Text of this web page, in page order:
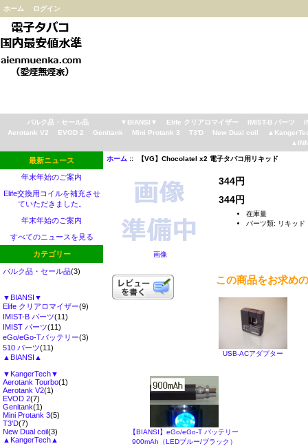
ホーム ログイン
バルク品・セール品 ▼BIANSI▼ Elife クリアロマイザー IMIST-B パーツ
Aerotank V2
EVOD 2 Genitank Mini Protank 3 T3'D New Dual coil
最新ニュース
年末年始のご案内
Elife交換用コイルを補充させ
ていただきました。
年末年始のご案内
すべてのニュースを見る
カテゴリー
バルク品・セール品(3)
▼BIANSI▼
Elife クリアロマイザー(9)
IMIST-B パーツ(11)
IMIST パーツ(11)
eGo/eGo-Tバッテリー(3)
510 パーツ(11)
▲BIANSI▲
▼KangerTech▼
Aerotank Tourbo(1)
Aerotank V2(1)
EVOD 2(7)
Genitank(1)
Mini Protank 3(5)
T3'D(7)
New Dual coil(3)
▲KangerTech▲
ホーム :: 【VG】Chocolatel x2 電子タバコ用リキッド
画像
344円
344円
在庫量
パーツ類: リキッド
この商品をお求め
USB-ACアダプター
【BIANSI】eGo/eGo-T バッテリー
900mAh（LEDブルー/ブラック）